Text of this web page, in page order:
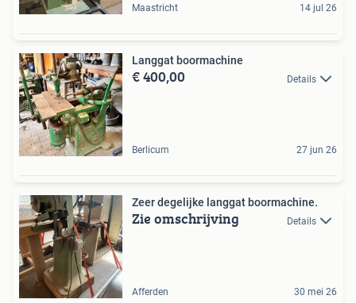
Maastricht 14 jul 26
Langgat boormachine
€ 400,00 Details
Berlicum 27 jun 26
Zeer degelijke langgat boormachine.
Zie omschrijving Details
Afferden 30 mei 26